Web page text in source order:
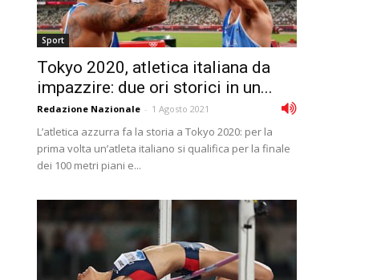
Sport
Tokyo 2020, atletica italiana da
impazzire: due ori storici in un...
Redazione Nazionale - 1 Agosto 2021
L’atletica azzurra fa la storia a Tokyo 2020: per la
prima volta un’atleta italiano si qualifica per la finale
dei 100 metri piani e...